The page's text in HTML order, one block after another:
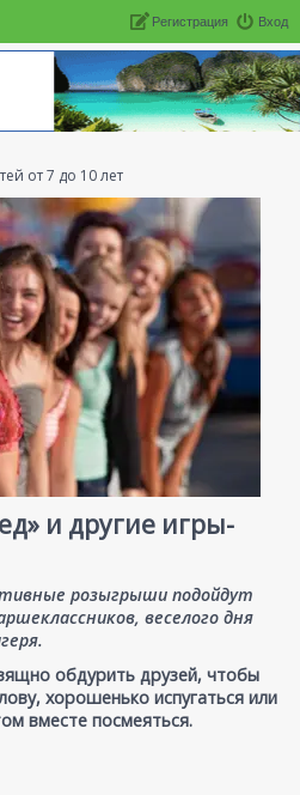
Вход
Регистрация
от 7 до 10 лет
и другие игры-
розыгрыши подойдут
веселого дня
обдурить друзей, чтобы
хорошенько испугаться или
вместе посмеяться.